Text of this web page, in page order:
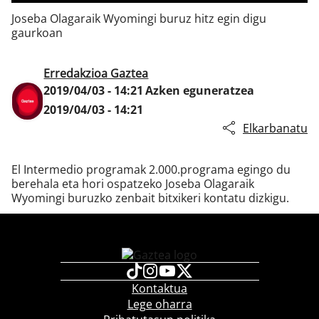
Joseba Olagaraik Wyomingi buruz hitz egin digu
gaurkoan
Erredakzioa Gaztea
2019/04/03 - 14:21 Azken eguneratzea
2019/04/03 - 14:21
Elkarbanatu
El Intermedio programak 2.000.programa egingo du
berehala eta hori ospatzeko Joseba Olagaraik
Wyomingi buruzko zenbait bitxikeri kontatu dizkigu.
Kontaktua
Lege oharra